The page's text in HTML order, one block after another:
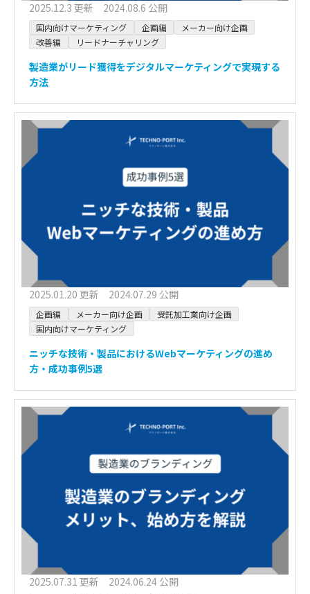
2025.12.3 更新 2024.08.6 公開
国内向けマーケティング 企画編
メーカー向け企画
改善編
リードナーチャリング
製造業がリード獲得をデジタルマーケティングで実現する
方法
2025.01.20 更新 2024.07.29 公開
企画編 メーカー向け企画
受託加工業向け企画
国内向けマーケティング
ニッチな技術・製品におけるWebマーケティングの進め
方・成功事例5選
2025.07.31 更新 2024.06.24 公開